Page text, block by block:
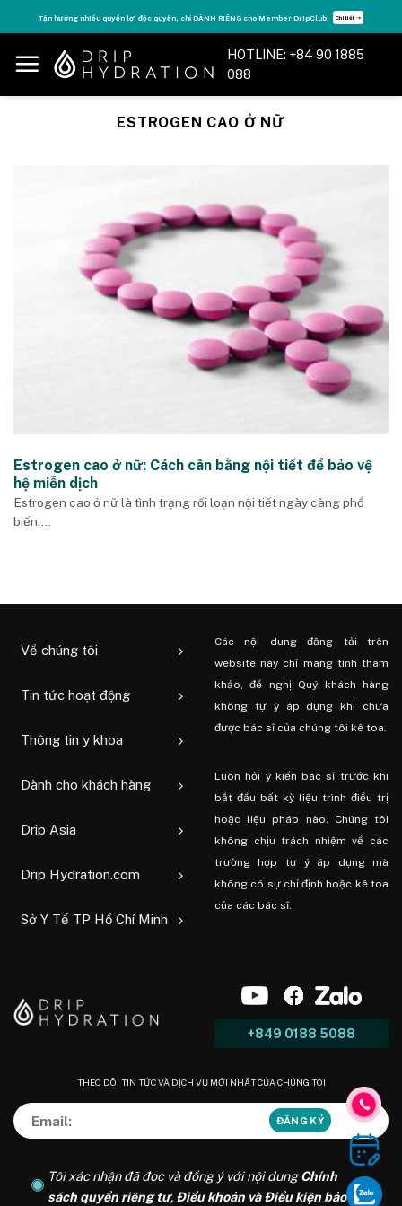
to
content
Tận hưởng nhiều quyền lợi độc quyền, chỉ DÀNH RIÊNG cho Member DripClub! Chi tiết ➝
HOTLINE: +84 90 1885
088
ESTROGEN CAO Ở NỮ
Estrogen cao ở nữ: Cách cân bằng nội tiết để bảo vệ
hệ miễn dịch
Estrogen cao ở nữ là tình trạng rối loạn nội tiết ngày càng phổ
biến,...
Về chúng tôi
Tin tức hoạt động
Thông tin y khoa
Dành cho khách hàng
Drip Asia
Drip Hydration.com
Sở Y Tế TP Hồ Chí Minh
Các nội dung đăng tải trên
website này chỉ mang tính tham
khảo, đề nghị Quý khách hàng
không tự ý áp dụng khi chưa
được bác sĩ của chúng tôi kê toa.
Luôn hỏi ý kiến ​​bác sĩ trước khi
bắt đầu bất kỳ liệu trình điều trị
hoặc liệu pháp nào. Chúng tôi
không chịu trách nhiệm về các
trường hợp tự ý áp dụng mà
không có sự chỉ định hoặc kê toa
của các bác sĩ.
+849 0188 5088
THEO DÕI TIN TỨC VÀ DỊCH VỤ MỚI NHẤT CỦA CHÚNG TÔI
Tôi xác nhận đã đọc và đồng ý với nội dungChính
sách quyền riêng tư, Điều khoản và Điều kiện bảo